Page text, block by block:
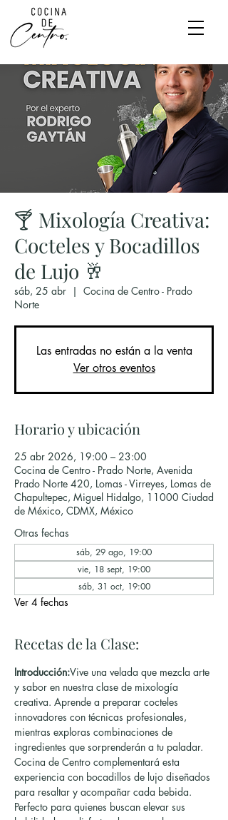
🍸 Mixología Creativa:
Cocteles y Bocadillos
de Lujo 🥂
sáb, 25 abr
  |
Cocina de Centro - Prado
Norte
Las entradas no están a la venta
Ver otros eventos
Horario y ubicación
25 abr 2026, 19:00 – 23:00
Cocina de Centro - Prado Norte, Avenida
Prado Norte 420, Lomas - Virreyes, Lomas de
Chapultepec, Miguel Hidalgo, 11000 Ciudad
de México, CDMX, México
Otras fechas
sáb, 29 ago, 19:00
vie, 18 sept, 19:00
sáb, 31 oct, 19:00
Ver 4 fechas
Recetas de la Clase:
Introducción:Vive una velada que mezcla arte
y sabor en nuestra clase de mixología
creativa. Aprende a preparar cocteles
innovadores con técnicas profesionales,
mientras exploras combinaciones de
ingredientes que sorprenderán a tu paladar.
Cocina de Centro complementará esta
experiencia con bocadillos de lujo diseñados
para resaltar y acompañar cada bebida.
Perfecto para quienes buscan elevar sus